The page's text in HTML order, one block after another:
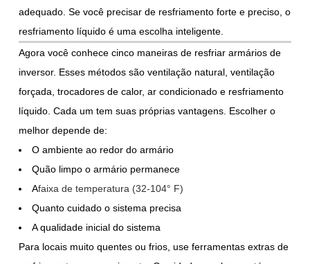
adequado. Se você precisar de resfriamento forte e preciso, o
resfriamento líquido é uma escolha inteligente.
Agora você conhece cinco maneiras de resfriar armários de
inversor. Esses métodos são ventilação natural, ventilação
forçada, trocadores de calor, ar condicionado e resfriamento
líquido. Cada um tem suas próprias vantagens. Escolher o
melhor depende de:
O ambiente ao redor do armário
Quão limpo o armário permanece
Afaixa de temperatura (32-104° F)
Quanto cuidado o sistema precisa
A qualidade inicial do sistema
Para locais muito quentes ou frios, use ferramentas extras de